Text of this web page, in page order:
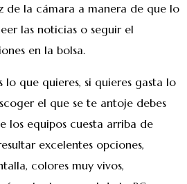
de la cámara a manera de que lo
las noticias o seguir el
en la bolsa.
lo que quieres, si quieres gasta lo
el que se te antoje debes
los equipos cuesta arriba de
excelentes opciones,
colores muy vivos,